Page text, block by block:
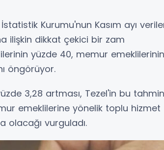
Kurumu'nun Kasım ayı
ilişkin dikkat çekici bir zam
yüzde 40, memur emeklilerinin
öngörüyor.
3,28 artması, Tezel'in bu
emeklilerine yönelik toplu hizmet
olacağı vurguladı.